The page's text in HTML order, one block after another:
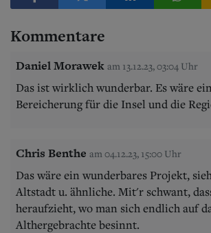
Kommentare
Daniel Morawek am 13.12.23, 03:04 Uhr
Das ist wirklich wunderbar. Es wäre
Bereicherung für die Insel und die
Chris Benthe am 04.12.23, 15:00 Uhr
Das wäre ein wunderbares Projekt,
Altstadt u. ähnliche. Mit'r schwant,
heraufzieht, wo man sich endlich auf
Althergebrachte besinnt.